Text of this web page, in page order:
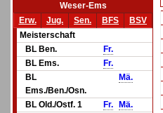
Weser-Ems
Erw.
Jug. Sen. BFS
BSV
Meisterschaft
BL Ben.
Fr.
BL Ems.
Fr.
BL
Ems./Ben./Osn.
Mä.
BL Old./Ostf. 1 Fr.
Mä.